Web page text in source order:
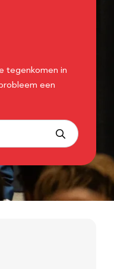
tegenkomen in
een